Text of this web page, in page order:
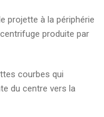
projette à la périphérie
produite par
courbes qui
du centre vers la